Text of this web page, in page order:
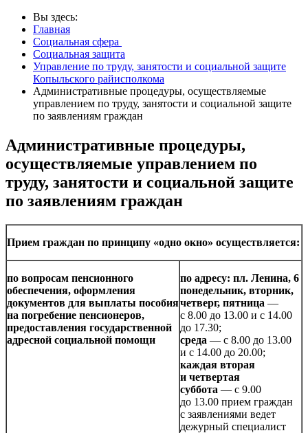
Вы здесь:
Главная
Социальная сфера
Социальная защита
Управление по труду, занятости и социальной защите
Копыльского райисполкома
Административные процедуры, осуществляемые
управлением по труду, занятости и социальной защите
по заявлениям граждан
Административные процедуры,
осуществляемые управлением по
труду, занятости и социальной защите
по заявлениям граждан
Прием граждан по принципу «одно окно» осуществляется:
по вопросам пенсионного
обеспечения, оформления
документов для выплаты пособия
на погребение пенсионеров,
предоставления государственной
адресной социальной помощи
по адресу: пл. Ленина, 6
понедельник, вторник,
четверг, пятница —
с 8.00 до 13.00 и с 14.00
до 17.30;
среда — с 8.00 до 13.00
и с 14.00 до 20.00;
каждая вторая
и четвертая
суббота — с 9.00
до 13.00 прием граждан
с заявлениями ведет
дежурный специалист